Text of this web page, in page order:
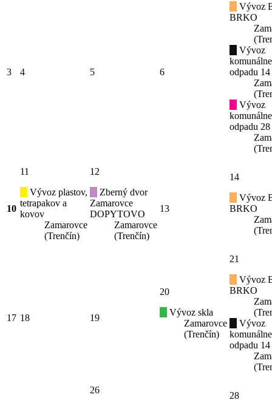
3 4 5 6
Vývoz
BRKO
Vývoz
odpadu
Vývoz
odpadu
10
11
Vývoz plastov,
tetrapakov a
kovov
Zamarovce
(Trenčín)
12
Zberný dvor
Zamarovce
DOPYTOVO
Zamarovce
(Trenčín)
13
14
Vývoz
BRKO
17 18 19
20
Vývoz skla
Zamarovce
(Trenčín)
21
Vývoz
BRKO
Vývoz
odpadu
26
28